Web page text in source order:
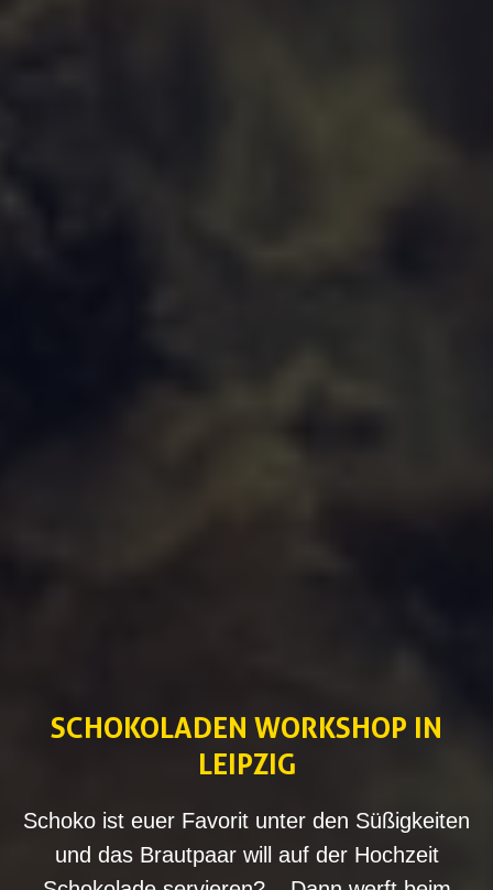
SCHOKOLADEN WORKSHOP IN
LEIPZIG
Schoko ist euer Favorit unter den Süßigkeiten
und das Brautpaar will auf der Hochzeit